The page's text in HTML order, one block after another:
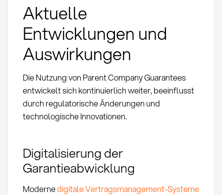
Aktuelle
Entwicklungen und
Auswirkungen
Die Nutzung von Parent Company Guarantees
entwickelt sich kontinuierlich weiter, beeinflusst
durch regulatorische Änderungen und
technologische Innovationen.
Digitalisierung der
Garantieabwicklung
Modernedigitale Vertragsmanagement-Systeme